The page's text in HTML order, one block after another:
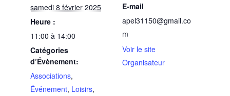
samedi 8 février 2025
Heure :
11:00 à 14:00
Catégories
d’Évènement:
Associations,
Événement, Loisirs,
E-mail
apel31150@gmail.co
m
Voir le site
Organisateur